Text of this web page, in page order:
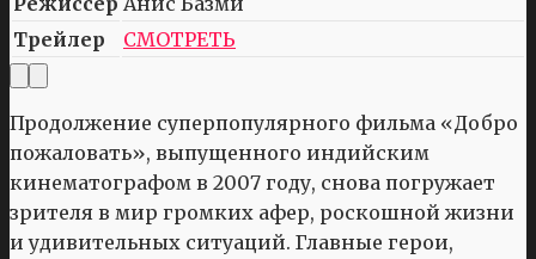
Трейлер
СМОТРЕТЬ
Продолжение суперпопулярного фильма «Добро
пожаловать», выпущенного индийским
кинематографом в 2007 году, снова погружает
зрителя в мир громких афер, роскошной жизни
и удивительных ситуаций. Главные герои,